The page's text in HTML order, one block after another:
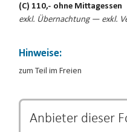
(C) 110,- ohne Mittagessen
exkl. Übernachtung — exkl.
Hinweise:
zum Teil im Freien
Anbieter dieser